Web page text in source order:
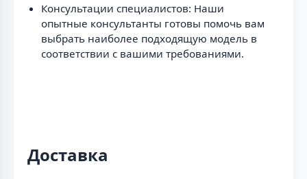
Консультации специалистов: Наши
опытные консультанты готовы помочь вам
выбрать наиболее подходящую модель в
соответствии с вашими требованиями.
Доставка